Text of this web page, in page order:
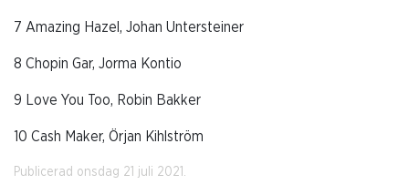
7 Amazing Hazel, Johan Untersteiner
8 Chopin Gar, Jorma Kontio
9 Love You Too, Robin Bakker
10 Cash Maker, Örjan Kihlström
Publicerad onsdag 21 juli 2021.